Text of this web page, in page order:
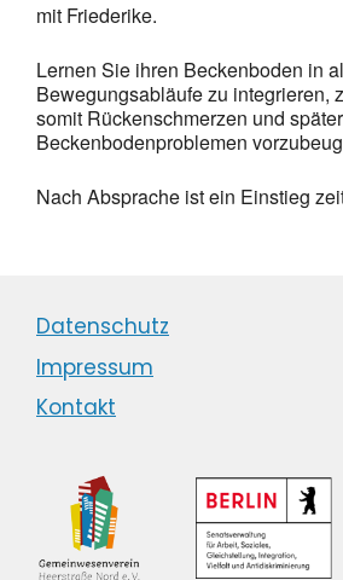
mit Friederike.
Lernen Sie ihren Beckenboden in
Bewegungsabläufe zu integrieren,
somit Rückenschmerzen und
Beckenbodenproblemen
Nach Absprache ist ein Einstieg
Datenschutz
Impressum
Kontakt